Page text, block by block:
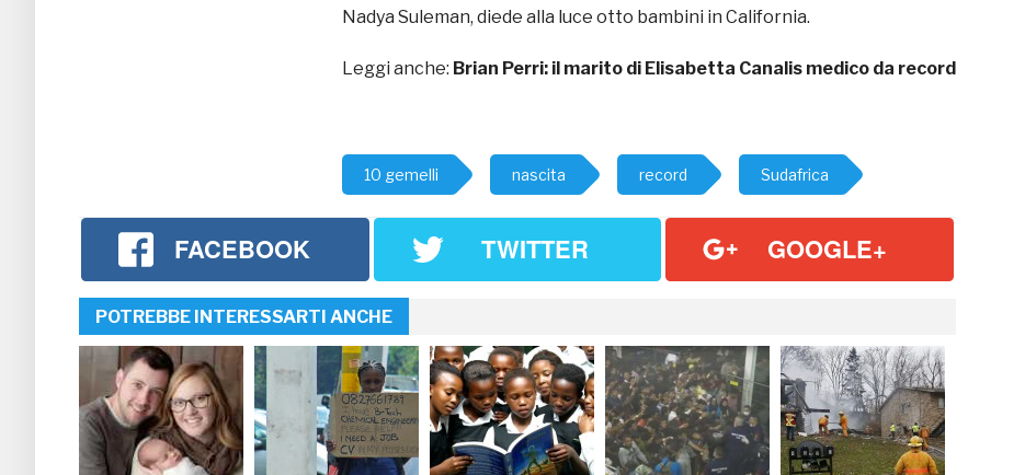
Nadya Suleman, diede alla luce otto bambini in California.
Leggi anche: Brian Perri: il marito di Elisabetta Canalis medico da record
10 gemelli nascita record Sudafrica
FACEBOOK TWITTER GOOGLE+
POTREBBE INTERESSARTI ANCHE